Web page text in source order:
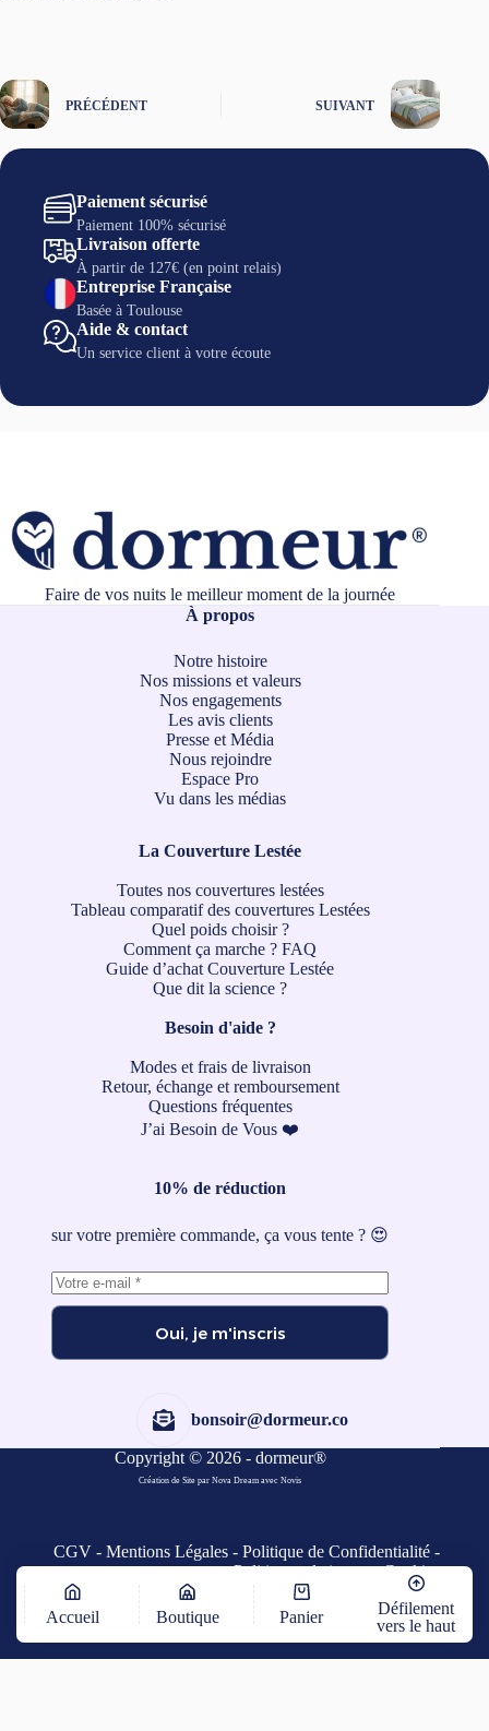
PRÉCÉDENT SUIVANT
Paiement sécurisé
Paiement 100% sécurisé
Livraison offerte
À partir de 127€ (en point relais)
Entreprise Française
Basée à Toulouse
Aide & contact
Un service client à votre écoute
Faire de vos nuits le meilleur moment de la journée
À propos
Notre histoire
Nos missions et valeurs
Nos engagements
Les avis clients
Presse et Média
Nous rejoindre
Espace Pro
Vu dans les médias
La Couverture Lestée
Toutes nos couvertures lestées
Tableau comparatif des couvertures Lestées
Quel poids choisir ?
Comment ça marche ? FAQ
Guide d’achat Couverture Lestée
Que dit la science ?
Besoin d'aide ?
Modes et frais de livraison
Retour, échange et remboursement
Questions fréquentes
J’ai Besoin de Vous ❤️
10% de réduction
sur votre première commande, ça vous tente ? 😍
Oui, je m'inscris
bonsoir@dormeur.co
Copyright © 2026 - dormeur®
Création de Site par Nova Dream avecNovis
CGV -Mentions Légales -Politique de Confidentialité -
Politique relative aux Cookies
Accueil Boutique Panier
Défilement
vers le haut